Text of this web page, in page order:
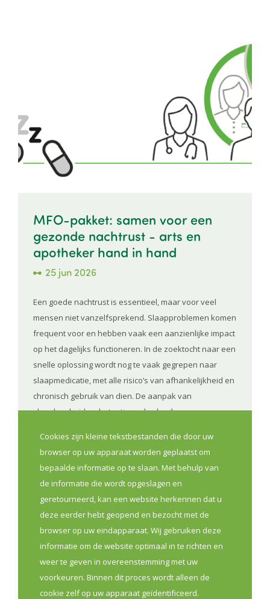
MFO-pakket: samen voor een
gezonde nachtrust - arts en
apotheker hand in hand
25 jun 2026
Een goede nachtrust is essentieel, maar voor veel
mensen niet vanzelfsprekend. Slaapproblemen komen
frequent voor en hebben vaak een aanzienlijke impact
op het dagelijks functioneren. In de zoektocht naar een
snelle oplossing wordt nog te vaak gegrepen naar
slaapmedicatie, met alle risico’s van afhankelijkheid en
chronisch gebruik van dien. De aanpak van
slapeloosheid en het rationeel gebruik van
visie, duidelijke communicatie en een nauwe
samenwerking tussen huisarts en huisapotheker. Het
afbouwprogramma benzodiazepines en het MFO rond
dit thema illustreren hoe deze samenwerking in de
praktijk vorm kan krijgen.
Lees meer
Cookies zijn kleine tekstbestanden die door uw
browser op uw apparaat worden geplaatst om
bepaalde informatie op te slaan. Met behulp van
de informatie die wordt opgeslagen en
geretourneerd, kan een website herkennen dat u
deze eerder hebt geopend en bezocht met de
browser op uw eindapparaat. Wij gebruiken deze
informatie om de website optimaal in te richten en
weer te geven in overeenstemming met uw
voorkeuren. Binnen dit proces wordt alleen de
cookie zelf op uw apparaat geïdentificeerd.